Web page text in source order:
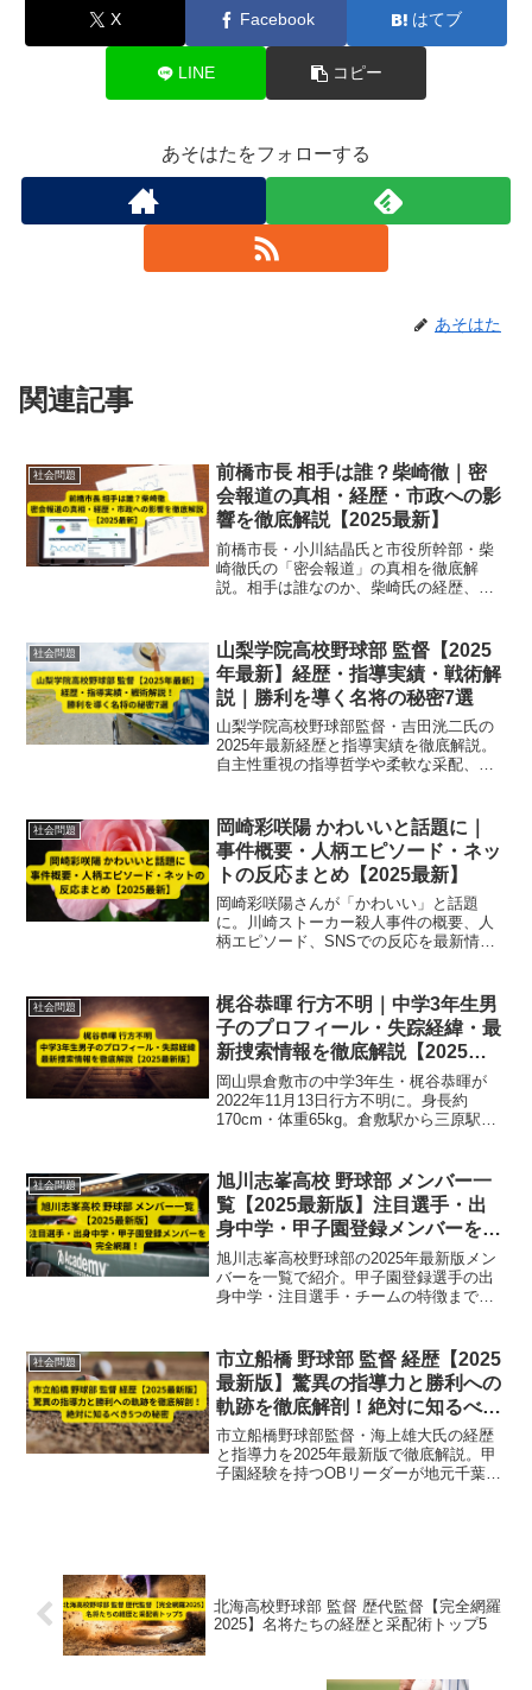
X Facebook はてブ
LINE コピー
あそはたをフォローする
あそはた
関連記事
社会問題
前橋市長 相手は誰？柴崎徹｜密
会報道の真相・経歴・市政への影
響を徹底解説【2025最新】
前橋市長・小川結晶氏と市役所幹部・柴
崎徹氏の「密会報道」の真相を徹底解
説。相手は誰なのか、柴崎氏の経歴、市
社会問題
山梨学院高校野球部 監督【2025
年最新】経歴・指導実績・戦術解
説｜勝利を導く名将の秘密7選
山梨学院高校野球部監督・吉田洸二氏の
2025年最新経歴と指導実績を徹底解説。
自主性重視の指導哲学や柔軟な采配、基
を詳しく紹介します。
社会問題
岡崎彩咲陽 かわいいと話題に｜
事件概要・人柄エピソード・ネッ
トの反応まとめ【2025最新】
岡崎彩咲陽さんが「かわいい」と話題
に。川崎ストーカー殺人事件の概要、人
柄エピソード、SNSでの反応を最新情報
社会問題
梶谷恭暉 行方不明｜中学3年生男
子のプロフィール・失踪経緯・最
新捜索情報を徹底解説【2025最
新版】
岡山県倉敷市の中学3年生・梶谷恭暉が
2022年11月13日行方不明に。身長約
170cm・体重65kg。倉敷駅から三原駅、
解説【2025最新版】
社会問題
旭川志峯高校 野球部 メンバー一
覧【2025最新版】注目選手・出
身中学・甲子園登録メンバーを完
全網羅！
旭川志峯高校野球部の2025年最新版メン
バーを一覧で紹介。甲子園登録選手の出
身中学・注目選手・チームの特徴まで完
社会問題
市立船橋 野球部 監督 経歴【2025
最新版】驚異の指導力と勝利への
軌跡を徹底解剖！絶対に知るべき
5つの秘密
市立船橋野球部監督・海上雄大氏の経歴
と指導力を2025年最新版で徹底解説。甲
子園経験を持つOBリーダーが地元千葉の
北海高校野球部 監督 歴代監督【完全網羅
2025】名将たちの経歴と采配術トップ5